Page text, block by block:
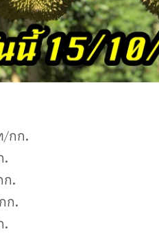
/กก.
.
ก.
ก.
.